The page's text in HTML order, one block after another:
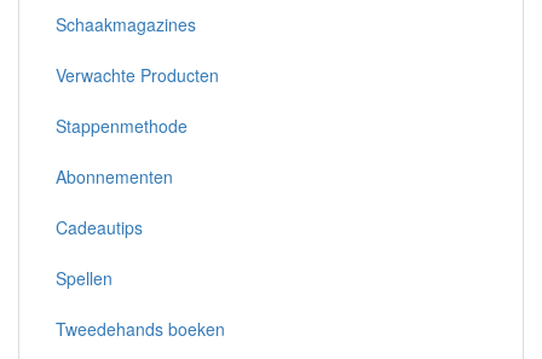
Schaakmagazines
Verwachte Producten
Stappenmethode
Abonnementen
Cadeautips
Spellen
Tweedehands boeken